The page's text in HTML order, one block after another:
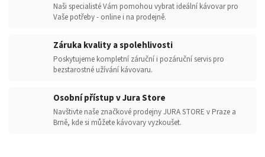
Naši specialisté Vám pomohou vybrat ideální kávovar pro
Vaše potřeby - online i na prodejně.
Záruka kvality a spolehlivosti
Poskytujeme kompletní záruční i pozáruční servis pro
bezstarostné užívání kávovaru.
Osobní přístup v Jura Store
Navštivte naše značkové prodejny JURA STORE v Praze a
Brně, kde si můžete kávovary vyzkoušet.